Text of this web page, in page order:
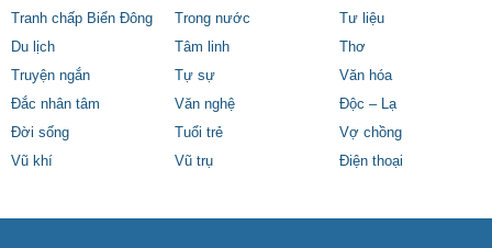
Tranh chấp Biển Đông
Trong nước
Tư liệu
Du lịch
Tâm linh
Thơ
Truyện ngắn
Tự sự
Văn hóa
Đắc nhân tâm
Văn nghệ
Độc – Lạ
Đời sống
Tuổi trẻ
Vợ chồng
Vũ khí
Vũ trụ Điện thoại